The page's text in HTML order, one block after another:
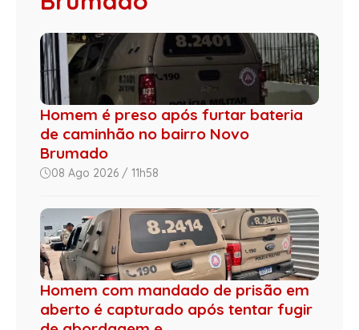
Homem é preso após furtar bateria
de caminhão no bairro Novo
Brumado
08 Ago 2026 / 11h58
Homem com mandado de prisão em
aberto é capturado após tentar fugir